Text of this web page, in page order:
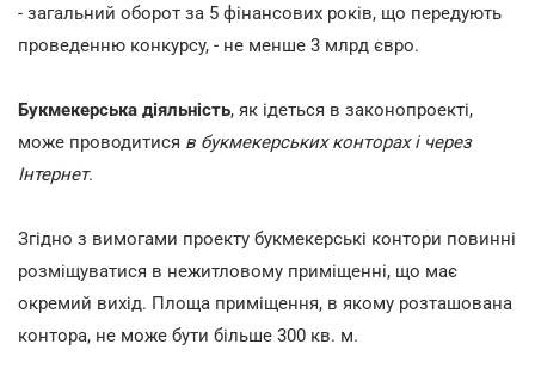
- загальний оборот за 5 фінансових років, що передують
проведенню конкурсу, - не менше 3 млрд євро.
Букмекерська діяльність, як ідеться в законопроекті,
може проводитися в букмекерських конторах і через
Інтернет.
Згідно з вимогами проекту букмекерські контори повинні
розміщуватися в нежитловому приміщенні, що має
окремий вихід. Площа приміщення, в якому розташована
контора, не може бути більше 300 кв. м.